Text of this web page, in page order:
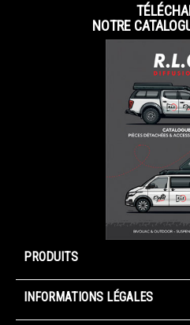
NOTRE
PRODUITS
INFORMATIONS LÉGALES